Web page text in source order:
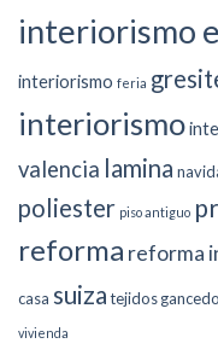
interiorismo
interiorismo feria
interiorismo
valencia lamina
poliester piso antiguo
reforma reforma
casa suiza tejidos gancedo
vivienda